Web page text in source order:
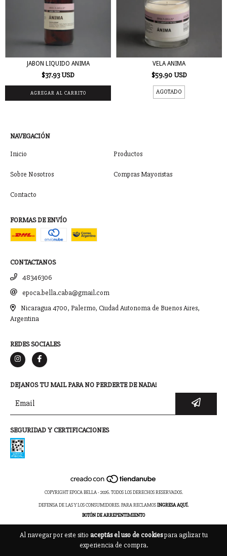
Al navegar por este sitio aceptás el uso de cookiespara agilizar tu
experiencia de compra.
JABON LIQUIDO ANIMA
$37.93 USD
VELA ANIMA
$59.90 USD
AGOTADO
NAVEGACIÓN
Inicio Productos
Sobre Nosotros Compras Mayoristas
Contacto
FORMAS DE ENVÍO
CONTACTANOS
48346306
epoca.bella.caba@gmail.com
Nicaragua 4700, Palermo, Ciudad Autonoma de Buenos Aires,
Argentina
REDES SOCIALES
DEJANOS TU MAIL PARA NO PERDERTE DE NADA!
SEGURIDAD Y CERTIFICACIONES
COPYRIGHT EPOCA BELLA - 2026. TODOS LOS DERECHOS RESERVADOS.
DEFENSA DE LAS Y LOS CONSUMIDORES. PARA RECLAMOSINGRESA AQUÍ.
BOTÓN DE ARREPENTIMIENTO